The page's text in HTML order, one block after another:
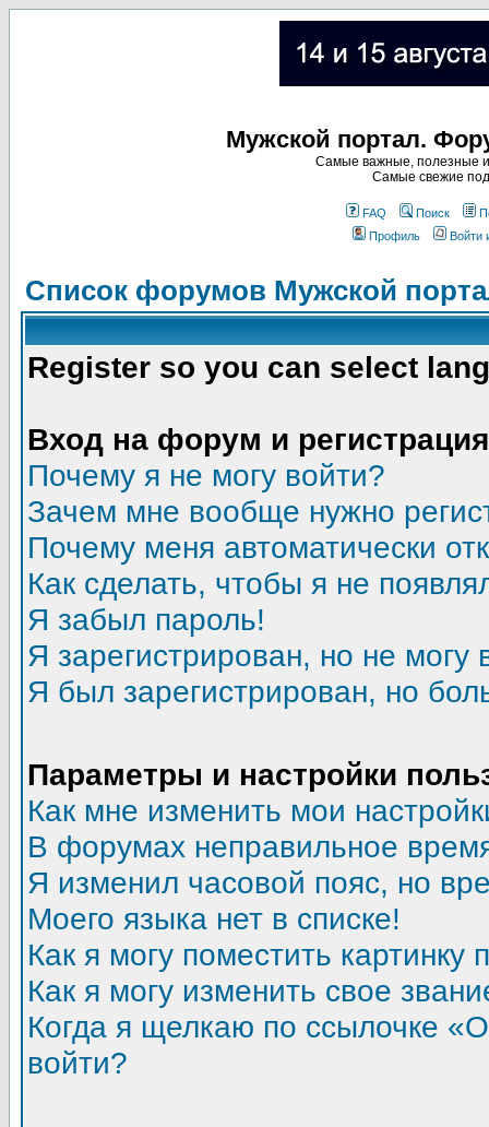
Мужской портал.
Самые важные, полезные и
Самые свежие
FAQ Поиск
Профиль
Войти
Список форумов Мужской
Register so you can select
Вход на форум и регистрация
Почему я не могу войти?
Зачем мне вообще нужно
Почему меня автоматически
Как сделать, чтобы я не
Я забыл пароль!
Я зарегистрирован, но не могу
Я был зарегистрирован, но
Параметры и настройки
Как мне изменить мои
В форумах неправильное
Я изменил часовой пояс, но
Моего языка нет в списке!
Как я могу поместить
Как я могу изменить свое
Когда я щелкаю по ссылочке
войти?